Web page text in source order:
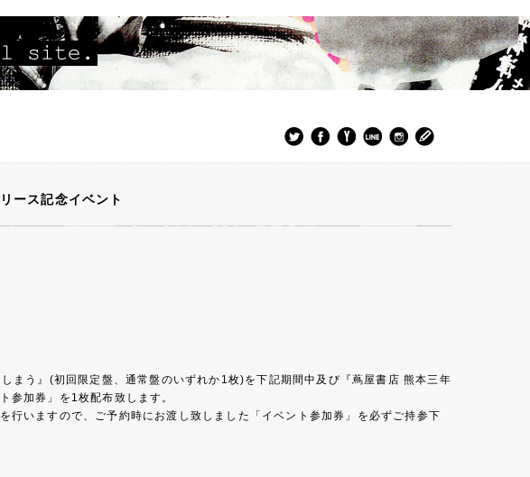
ース記念イベント
う』(初回限定盤、通常盤のいずれか1枚)を下記期間中及び『蔦屋書店 熊本三年
参加券」を1枚配布致します。
行いますので、ご予約時にお渡し致しました「イベント参加券」を必ずご持参下